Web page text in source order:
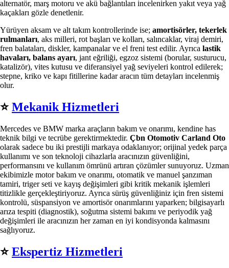
alternatör, marş motoru ve akü bağlantıları incelenirken yakıt veya yağ
kaçakları gözle denetlenir.
Yürüyen aksam ve alt takım kontrollerinde ise; amortisörler, tekerlek
rulmanları, aks milleri, rot başları ve kolları, salıncaklar, viraj demiri,
fren balataları, diskler, kampanalar ve el freni test edilir. Ayrıca lastik
havaları, balans ayarı, jant eğriliği, egzoz sistemi (borular, susturucu,
katalizör), vites kutusu ve diferansiyel yağ seviyeleri kontrol edilerek;
stepne, kriko ve kapı fitillerine kadar aracın tüm detayları incelenmiş
olur.
⭐️Mekanik Hizmetleri
Mercedes ve BMW marka araçların bakım ve onarımı, kendine has
teknik bilgi ve tecrübe gerektirmektedir. Çbn Otomotiv Carland Oto
olarak sadece bu iki prestijli markaya odaklanıyor; orijinal yedek parça
kullanımı ve son teknoloji cihazlarla aracınızın güvenliğini,
performansını ve kullanım ömrünü artıran çözümler sunuyoruz. Uzman
ekibimizle motor bakım ve onarımı, otomatik ve manuel şanzıman
tamiri, triger seti ve kayış değişimleri gibi kritik mekanik işlemleri
titizlikle gerçekleştiriyoruz. Ayrıca sürüş güvenliğiniz için fren sistemi
kontrolü, süspansiyon ve amortisör onarımlarını yaparken; bilgisayarlı
arıza tespiti (diagnostik), soğutma sistemi bakımı ve periyodik yağ
değişimleri ile aracınızın her zaman en iyi kondisyonda kalmasını
sağlıyoruz.
⭐️Ekspertiz Hizmetleri